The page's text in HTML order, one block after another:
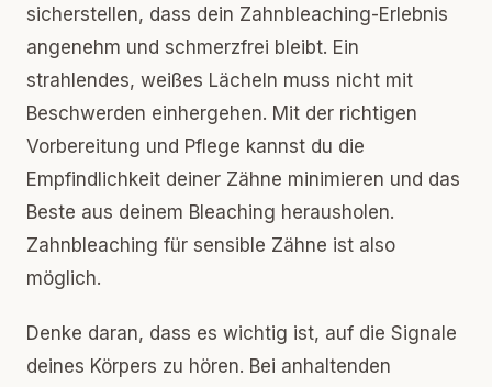
sicherstellen, dass dein Zahnbleaching-Erlebnis
angenehm und schmerzfrei bleibt. Ein
strahlendes, weißes Lächeln muss nicht mit
Beschwerden einhergehen. Mit der richtigen
Vorbereitung und Pflege kannst du die
Empfindlichkeit deiner Zähne minimieren und das
Beste aus deinem Bleaching herausholen.
Zahnbleaching für sensible Zähne ist also
möglich.
Denke daran, dass es wichtig ist, auf die Signale
deines Körpers zu hören. Bei anhaltenden